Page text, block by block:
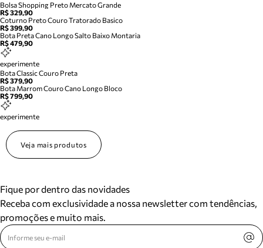
Bolsa Shopping Preto Mercato Grande
R$ 329,90
Coturno Preto Couro Tratorado Basico
R$ 399,90
Bota Preta Cano Longo Salto Baixo Montaria
R$ 479,90
experimente
Bota Classic Couro Preta
R$ 379,90
Bota Marrom Couro Cano Longo Bloco
R$ 799,90
experimente
Veja mais produtos
Fique por dentro das novidades
Receba com exclusividade a nossa newsletter com tendências,
promoções e muito mais.